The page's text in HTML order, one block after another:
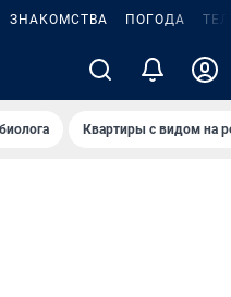
ЗНАКОМСТВА ПОГОДА
Квартиры с видом на